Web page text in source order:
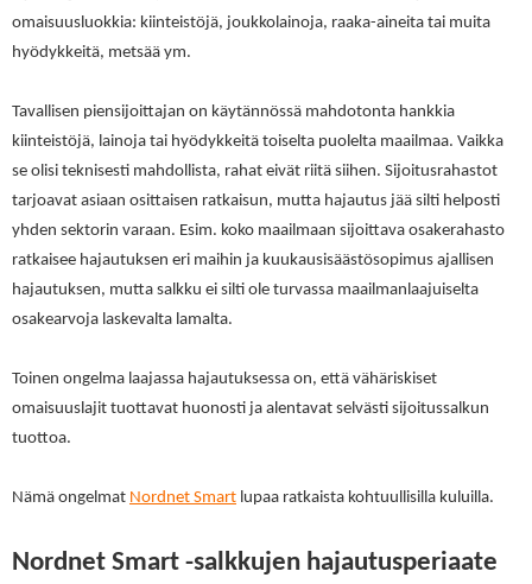
omaisuusluokkia: kiinteistöjä, joukkolainoja, raaka-aineita tai muita
hyödykkeitä, metsää ym.
Tavallisen piensijoittajan on käytännössä mahdotonta hankkia
kiinteistöjä, lainoja tai hyödykkeitä toiselta puolelta maailmaa. Vaikka
se olisi teknisesti mahdollista, rahat eivät riitä siihen. Sijoitusrahastot
tarjoavat asiaan osittaisen ratkaisun, mutta hajautus jää silti helposti
yhden sektorin varaan. Esim. koko maailmaan sijoittava osakerahasto
ratkaisee hajautuksen eri maihin ja kuukausisäästösopimus ajallisen
hajautuksen, mutta salkku ei silti ole turvassa maailmanlaajuiselta
osakearvoja laskevalta lamalta.
Toinen ongelma laajassa hajautuksessa on, että vähäriskiset
omaisuuslajit tuottavat huonosti ja alentavat selvästi sijoitussalkun
tuottoa.
Nämä ongelmat Nordnet Smart lupaa ratkaista kohtuullisilla kuluilla.
Nordnet Smart -salkkujen hajautusperiaate